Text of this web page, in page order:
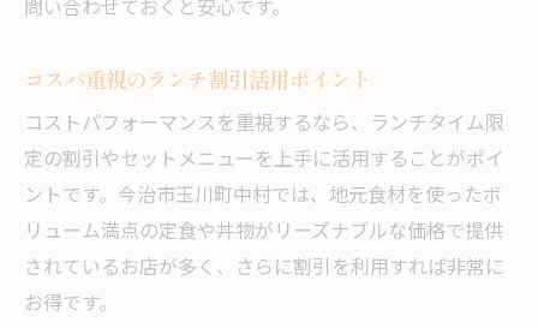
問い合わせておくと安心です。
コスパ重視のランチ割引活用ポイント
コストパフォーマンスを重視するなら、ランチタイム限
定の割引やセットメニューを上手に活用することがポイ
ントです。今治市玉川町中村では、地元食材を使ったボ
リューム満点の定食や丼物がリーズナブルな価格で提供
されているお店が多く、さらに割引を利用すれば非常に
お得です。